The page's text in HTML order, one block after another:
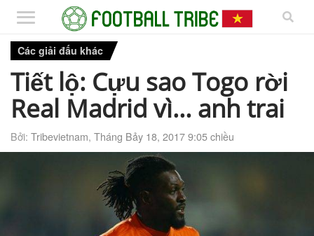
Các giải đấu khác
Tiết lộ: Cựu sao Togo rời
Real Madrid vì… anh trai
Bởi: Tribevietnam, Tháng Bảy 18, 2017 9:05 chiều